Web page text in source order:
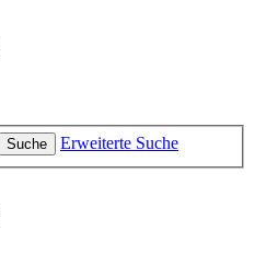
Suche Erweiterte Suche